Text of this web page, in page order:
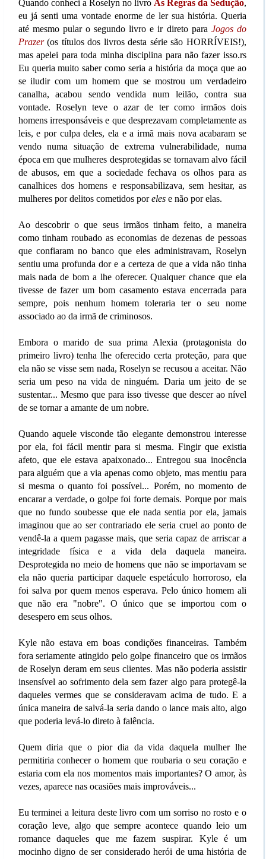
Quando conheci a Roselyn no livro As Regras da Sedução,
eu já senti uma vontade enorme de ler sua história. Queria
até mesmo pular o segundo livro e ir direto para Jogos do
Prazer(os títulos dos livros desta série são HORRÍVEIS!),
mas apelei para toda minha disciplina para não fazer isso.rs
Eu queria muito saber como seria a história da moça que ao
se iludir com um homem que se mostrou um verdadeiro
canalha, acabou sendo vendida num leilão, contra sua
vontade. Roselyn teve o azar de ter como irmãos dois
homens irresponsáveis e que desprezavam completamente as
leis, e por culpa deles, ela e a irmã mais nova acabaram se
vendo numa situação de extrema vulnerabilidade, numa
época em que mulheres desprotegidas se tornavam alvo fácil
de abusos, em que a sociedade fechava os olhos para as
canalhices dos homens e responsabilizava, sem hesitar, as
mulheres por delitos cometidos porelese não por elas.
Ao descobrir o que seus irmãos tinham feito, a maneira
como tinham roubado as economias de dezenas de pessoas
que confiaram no banco que eles administravam, Roselyn
sentiu uma profunda dor e a certeza de que a vida não tinha
mais nada de bom a lhe oferecer. Qualquer chance que ela
tivesse de fazer um bom casamento estava encerrada para
sempre, pois nenhum homem toleraria ter o seu nome
associado ao da irmã de criminosos.
Embora o marido de sua prima Alexia (protagonista do
primeiro livro) tenha lhe oferecido certa proteção, para que
ela não se visse sem nada, Roselyn se recusou a aceitar. Não
seria um peso na vida de ninguém. Daria um jeito de se
sustentar... Mesmo que para isso tivesse que descer ao nível
de se tornar a amante de um nobre.
Quando aquele visconde tão elegante demonstrou interesse
por ela, foi fácil mentir para si mesma. Fingir que existia
afeto, que ele estava apaixonado... Entregou sua inocência
para alguém que a via apenas como objeto, mas mentiu para
si mesma o quanto foi possível... Porém, no momento de
encarar a verdade, o golpe foi forte demais. Porque por mais
que no fundo soubesse que ele nada sentia por ela, jamais
imaginou que ao ser contrariado ele seria cruel ao ponto de
vendê-la a quem pagasse mais, que seria capaz de arriscar a
integridade física e a vida dela daquela maneira.
Desprotegida no meio de homens que não se importavam se
ela não queria participar daquele espetáculo horroroso, ela
foi salva por quem menos esperava. Pelo único homem ali
que não era "nobre". O único que se importou com o
desespero em seus olhos.
Kyle não estava em boas condições financeiras. Também
fora seriamente atingido pelo golpe financeiro que os irmãos
de Roselyn deram em seus clientes. Mas não poderia assistir
insensível ao sofrimento dela sem fazer algo para protegê-la
daqueles vermes que se consideravam acima de tudo. E a
única maneira de salvá-la seria dando o lance mais alto, algo
que poderia levá-lo direto à falência.
Quem diria que o pior dia da vida daquela mulher lhe
permitiria conhecer o homem que roubaria o seu coração e
estaria com ela nos momentos mais importantes? O amor, às
vezes, aparece nas ocasiões mais improváveis...
Eu terminei a leitura deste livro com um sorriso no rosto e o
coração leve, algo que sempre acontece quando leio um
romance daqueles que me fazem suspirar. Kyle é um
mocinho digno de ser considerado herói de uma história de